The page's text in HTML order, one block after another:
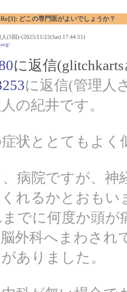
Re[3]: どこの専門医がよいでしょうか？
人(5回)-(2025/11/22(Sat) 17:44:51)
に返信
に返信(管理人
の紀井です。
症状ととてもよ
病院ですが、
れるかとおもい
でに何度か頭が
外科へまわされ
ありました。